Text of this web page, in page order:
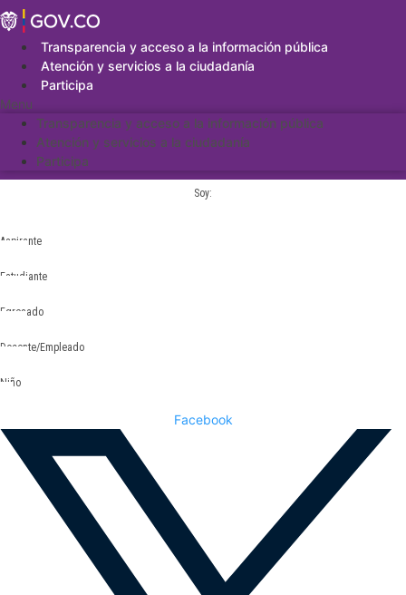
Saltar
al
contenidoTransparencia y acceso a la información pública
Atención y servicios a la ciudadanía
Participa
Menu
Transparencia y acceso a la información pública
Atención y servicios a la ciudadanía
Participa
Soy:
Aspirante
Estudiante
Egresado
Docente/Empleado
Niño
Facebook